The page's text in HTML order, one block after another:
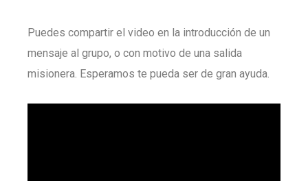
Puedes compartir el video en la introducción de un
mensaje al grupo, o con motivo de una salida
misionera. Esperamos te pueda ser de gran ayuda.